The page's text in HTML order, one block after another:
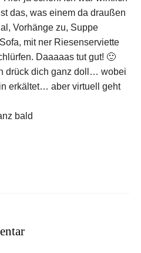
das, was einem da draußen
Vorhänge zu, Suppe
mit ner Riesenserviette
Daaaaas tut gut! 🙂
drück dich ganz doll… wobei
erkältet… aber virtuell geht
bald